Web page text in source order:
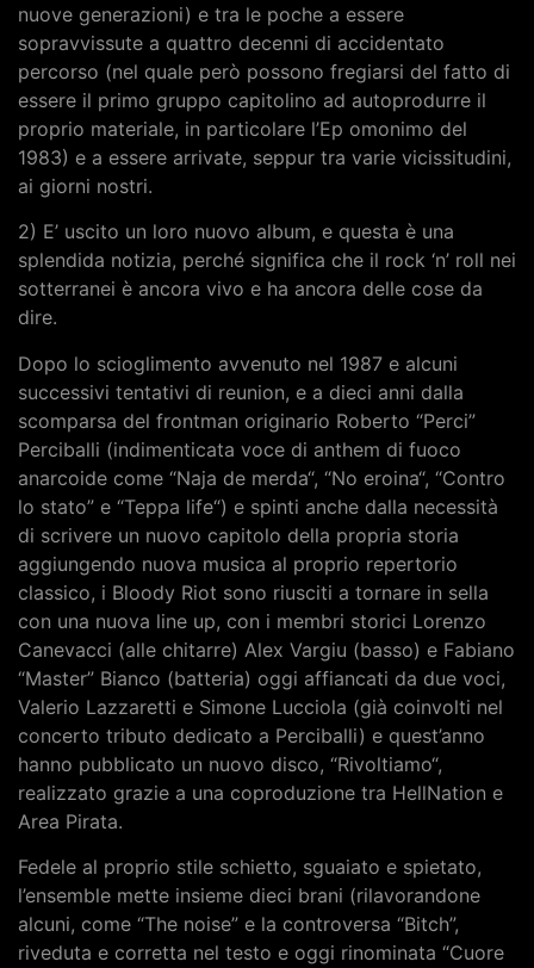
nuove generazioni) e tra le poche a essere
sopravvissute a quattro decenni di accidentato
percorso (nel quale però possono fregiarsi del fatto di
essere il primo gruppo capitolino ad autoprodurre il
proprio materiale, in particolare l’Ep omonimo del
1983) e a essere arrivate, seppur tra varie vicissitudini,
ai giorni nostri.
2) E’ uscito un loro nuovo album, e questa è una
splendida notizia, perché significa che il rock ‘n’ roll nei
sotterranei è ancora vivo e ha ancora delle cose da
dire.
Dopo lo scioglimento avvenuto nel 1987 e alcuni
successivi tentativi di reunion, e a dieci anni dalla
scomparsa del frontman originario Roberto “Perci”
Perciballi (indimenticata voce di anthem di fuoco
anarcoide come “Naja de merda“, “No eroina“, “Contro
lo stato” e “Teppa life“) e spinti anche dalla necessità
di scrivere un nuovo capitolo della propria storia
aggiungendo nuova musica al proprio repertorio
classico, i Bloody Riot sono riusciti a tornare in sella
con una nuova line up, con i membri storici Lorenzo
Canevacci (alle chitarre) Alex Vargiu (basso) e Fabiano
“Master” Bianco (batteria) oggi affiancati da due voci,
Valerio Lazzaretti e Simone Lucciola (già coinvolti nel
concerto tributo dedicato a Perciballi) e quest’anno
hanno pubblicato un nuovo disco, “Rivoltiamo“,
realizzato grazie a una coproduzione tra HellNation e
Area Pirata.
Fedele al proprio stile schietto, sguaiato e spietato,
l’ensemble mette insieme dieci brani (rilavorandone
alcuni, come “The noise” e la controversa “Bitch”,
riveduta e corretta nel testo e oggi rinominata “Cuore